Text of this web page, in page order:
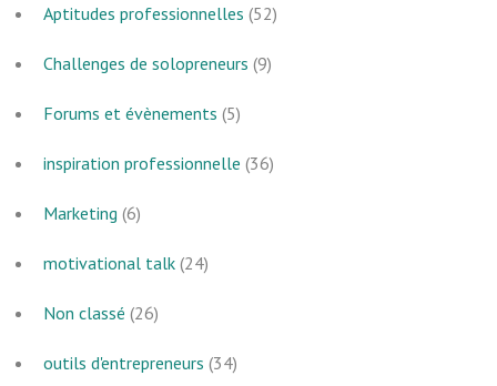
Aptitudes professionnelles (52)
Challenges de solopreneurs (9)
Forums et évènements (5)
inspiration professionnelle (36)
Marketing (6)
motivational talk (24)
Non classé (26)
outils d'entrepreneurs (34)